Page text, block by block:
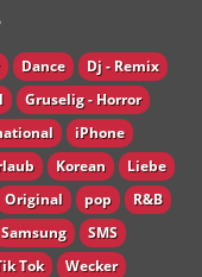
Dance
Dj - Remix
Gruselig - Horror
iPhone
Korean
Liebe
Original pop
R&B
Samsung
SMS
Tok Wecker